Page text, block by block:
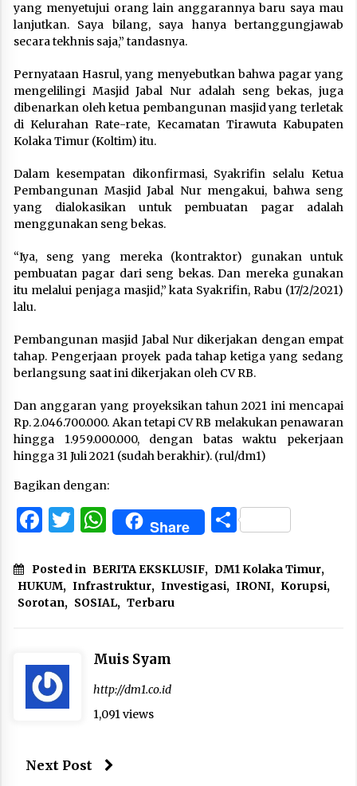
yang menyetujui orang lain anggarannya baru saya mau
lanjutkan. Saya bilang, saya hanya bertanggungjawab
secara tekhnis saja,” tandasnya.
Pernyataan Hasrul, yang menyebutkan bahwa pagar yang
mengelilingi Masjid Jabal Nur adalah seng bekas, juga
dibenarkan oleh ketua pembangunan masjid yang terletak
di Kelurahan Rate-rate, Kecamatan Tirawuta Kabupaten
Kolaka Timur (Koltim) itu.
Dalam kesempatan dikonfirmasi, Syakrifin selalu Ketua
Pembangunan Masjid Jabal Nur mengakui, bahwa seng
yang dialokasikan untuk pembuatan pagar adalah
menggunakan seng bekas.
“Iya, seng yang mereka (kontraktor) gunakan untuk
pembuatan pagar dari seng bekas. Dan mereka gunakan
itu melalui penjaga masjid,” kata Syakrifin, Rabu (17/2/2021)
lalu.
Pembangunan masjid Jabal Nur dikerjakan dengan empat
tahap. Pengerjaan proyek pada tahap ketiga yang sedang
berlangsung saat ini dikerjakan oleh CV RB.
Dan anggaran yang proyeksikan tahun 2021 ini mencapai
Rp. 2.046.700.000. Akan tetapi CV RB melakukan penawaran
hingga 1.959.000.000, dengan batas waktu pekerjaan
hingga 31 Juli 2021 (sudah berakhir). (rul/dm1)
Bagikan dengan:
Facebook
Twitter
WhatsApp
Share Share
Posted in BERITA EKSKLUSIF, DM1 Kolaka Timur,
HUKUM, Infrastruktur, Investigasi, IRONI, Korupsi,
Sorotan, SOSIAL, Terbaru
Muis Syam
http://dm1.co.id
1,091 views
Next Post